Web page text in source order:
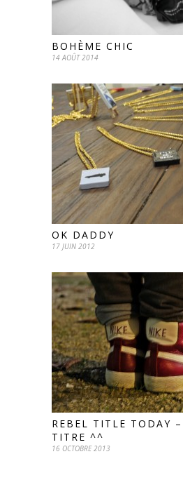
BOHÈME CHIC
14 AOÛT 2014
OK DADDY
17 JUIN 2012
REBEL TITLE TODAY
TITRE ^^
16 OCTOBRE 2013